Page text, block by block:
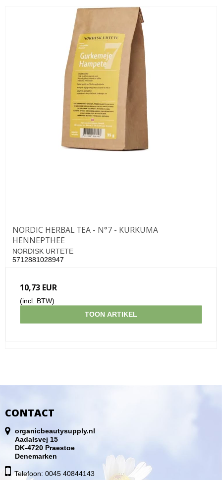
NORDIC HERBAL TEA - N°7 - KURKUMA
HENNEPTHEE
NORDISK URTETE
5712881028947
10,73 EUR
(incl. BTW)
TOON ARTIKEL
CONTACT
organicbeautysupply.nl
Aadalsvej 15
DK-4720 Praestoe
Denemarken
Telefoon: 0045 40844143